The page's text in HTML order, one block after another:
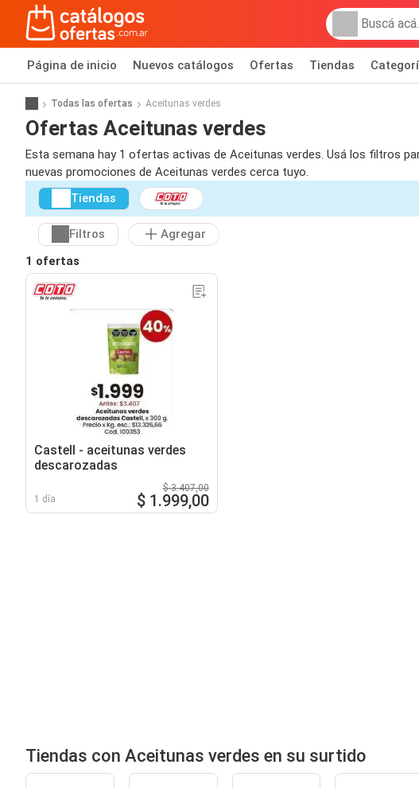
Página de inicio Nuevos catálogos Ofertas Tiendas
Todas las ofertas Aceitunas verdes
Ofertas Aceitunas verdes
Esta semana hay 1 ofertas activas de Aceitunas verdes. Usá los filtros
nuevas promociones de Aceitunas verdes cerca tuyo.
Tiendas
Filtros
Agregar
1 ofertas
Castell - aceitunas verdes
descarozadas
1 día
$ 3.407,00
$ 1.999,00
Tiendas con Aceitunas verdes en su surtido